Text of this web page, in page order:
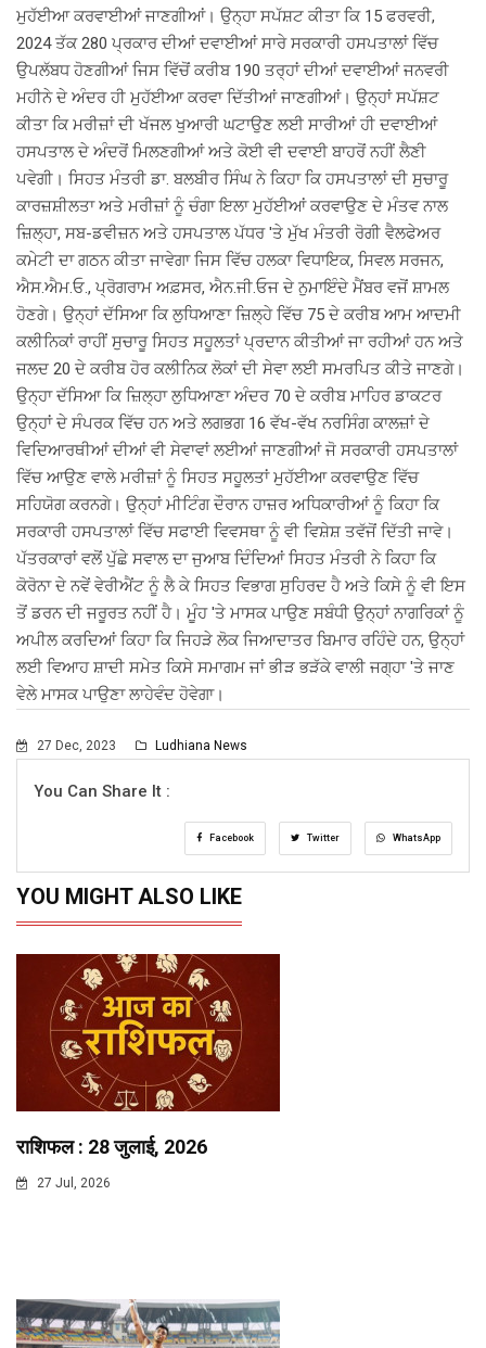
ਮੁਹੱਈਆ ਕਰਵਾਈਆਂ ਜਾਣਗੀਆਂ। ਉਨ੍ਹਾ ਸਪੱਸ਼ਟ ਕੀਤਾ ਕਿ 15 ਫਰਵਰੀ,
2024 ਤੱਕ 280 ਪ੍ਰਕਾਰ ਦੀਆਂ ਦਵਾਈਆਂ ਸਾਰੇ ਸਰਕਾਰੀ ਹਸਪਤਾਲਾਂ ਵਿੱਚ
ਉਪਲੱਬਧ ਹੋਣਗੀਆਂ ਜਿਸ ਵਿੱਚੋਂ ਕਰੀਬ 190 ਤਰ੍ਹਾਂ ਦੀਆਂ ਦਵਾਈਆਂ ਜਨਵਰੀ
ਮਹੀਨੇ ਦੇ ਅੰਦਰ ਹੀ ਮੁਹੱਈਆ ਕਰਵਾ ਦਿੱਤੀਆਂ ਜਾਣਗੀਆਂ। ਉਨ੍ਹਾਂ ਸਪੱਸ਼ਟ
ਕੀਤਾ ਕਿ ਮਰੀਜ਼ਾਂ ਦੀ ਖੱਜਲ ਖੁਆਰੀ ਘਟਾਉਣ ਲਈ ਸਾਰੀਆਂ ਹੀ ਦਵਾਈਆਂ
ਹਸਪਤਾਲ ਦੇ ਅੰਦਰੋਂ ਮਿਲਣਗੀਆਂ ਅਤੇ ਕੋਈ ਵੀ ਦਵਾਈ ਬਾਹਰੋਂ ਨਹੀਂ ਲੈਣੀ
ਪਵੇਗੀ। ਸਿਹਤ ਮੰਤਰੀ ਡਾ. ਬਲਬੀਰ ਸਿੰਘ ਨੇ ਕਿਹਾ ਕਿ ਹਸਪਤਾਲਾਂ ਦੀ ਸੁਚਾਰੂ
ਕਾਰਜ਼ਸ਼ੀਲਤਾ ਅਤੇ ਮਰੀਜ਼ਾਂ ਨੂੰ ਚੰਗਾ ਇਲਾ ਮੁਹੱਈਆਂ ਕਰਵਾਉਣ ਦੇ ਮੰਤਵ ਨਾਲ
ਜ਼ਿਲ੍ਹਾ, ਸਬ-ਡਵੀਜ਼ਨ ਅਤੇ ਹਸਪਤਾਲ ਪੱਧਰ 'ਤੇ ਮੁੱਖ ਮੰਤਰੀ ਰੋਗੀ ਵੈਲਫੇਅਰ
ਕਮੇਟੀ ਦਾ ਗਠਨ ਕੀਤਾ ਜਾਵੇਗਾ ਜਿਸ ਵਿੱਚ ਹਲਕਾ ਵਿਧਾਇਕ, ਸਿਵਲ ਸਰਜਨ,
ਐਸ.ਐਮ.ਓ., ਪ੍ਰੋਗਰਾਮ ਅਫ਼ਸਰ, ਐਨ.ਜੀ.ਓਜ ਦੇ ਨੁਮਾਇੰਦੇ ਮੈਂਬਰ ਵਜੋਂ ਸ਼ਾਮਲ
ਹੋਣਗੇ। ਉਨ੍ਹਾਂ ਦੱਸਿਆ ਕਿ ਲੁਧਿਆਣਾ ਜ਼ਿਲ੍ਹੇ ਵਿੱਚ 75 ਦੇ ਕਰੀਬ ਆਮ ਆਦਮੀ
ਕਲੀਨਿਕਾਂ ਰਾਹੀਂ ਸੁਚਾਰੂ ਸਿਹਤ ਸਹੂਲਤਾਂ ਪ੍ਰਦਾਨ ਕੀਤੀਆਂ ਜਾ ਰਹੀਆਂ ਹਨ ਅਤੇ
ਜਲਦ 20 ਦੇ ਕਰੀਬ ਹੋਰ ਕਲੀਨਿਕ ਲੋਕਾਂ ਦੀ ਸੇਵਾ ਲਈ ਸਮਰਪਿਤ ਕੀਤੇ ਜਾਣਗੇ।
ਉਨ੍ਹਾ ਦੱਸਿਆ ਕਿ ਜ਼ਿਲ੍ਹਾ ਲੁਧਿਆਣਾ ਅੰਦਰ 70 ਦੇ ਕਰੀਬ ਮਾਹਿਰ ਡਾਕਟਰ
ਉਨ੍ਹਾਂ ਦੇ ਸੰਪਰਕ ਵਿੱਚ ਹਨ ਅਤੇ ਲਗਭਗ 16 ਵੱਖ-ਵੱਖ ਨਰਸਿੰਗ ਕਾਲਜ਼ਾਂ ਦੇ
ਵਿਦਿਆਰਥੀਆਂ ਦੀਆਂ ਵੀ ਸੇਵਾਵਾਂ ਲਈਆਂ ਜਾਣਗੀਆਂ ਜੋ ਸਰਕਾਰੀ ਹਸਪਤਾਲਾਂ
ਵਿੱਚ ਆਉਣ ਵਾਲੇ ਮਰੀਜ਼ਾਂ ਨੂੰ ਸਿਹਤ ਸਹੂਲਤਾਂ ਮੁਹੱਈਆ ਕਰਵਾਉਣ ਵਿੱਚ
ਸਹਿਯੋਗ ਕਰਨਗੇ। ਉਨ੍ਹਾਂ ਮੀਟਿੰਗ ਦੌਰਾਨ ਹਾਜ਼ਰ ਅਧਿਕਾਰੀਆਂ ਨੂੰ ਕਿਹਾ ਕਿ
ਸਰਕਾਰੀ ਹਸਪਤਾਲਾਂ ਵਿੱਚ ਸਫਾਈ ਵਿਵਸਥਾ ਨੂੰ ਵੀ ਵਿਸ਼ੇਸ਼ ਤਵੱਜੋਂ ਦਿੱਤੀ ਜਾਵੇ।
ਪੱਤਰਕਾਰਾਂ ਵਲੋਂ ਪੁੱਛੇ ਸਵਾਲ ਦਾ ਜੁਆਬ ਦਿੰਦਿਆਂ ਸਿਹਤ ਮੰਤਰੀ ਨੇ ਕਿਹਾ ਕਿ
ਕੋਰੋਨਾ ਦੇ ਨਵੇਂ ਵੇਰੀਐਂਟ ਨੂੰ ਲੈ ਕੇ ਸਿਹਤ ਵਿਭਾਗ ਸੁਹਿਰਦ ਹੈ ਅਤੇ ਕਿਸੇ ਨੂੰ ਵੀ ਇਸ
ਤੋਂ ਡਰਨ ਦੀ ਜਰੂਰਤ ਨਹੀਂ ਹੈ। ਮੂੰਹ 'ਤੇ ਮਾਸਕ ਪਾਉਣ ਸਬੰਧੀ ਉਨ੍ਹਾਂ ਨਾਗਰਿਕਾਂ ਨੂੰ
ਅਪੀਲ ਕਰਦਿਆਂ ਕਿਹਾ ਕਿ ਜਿਹੜੇ ਲੋਕ ਜਿਆਦਾਤਰ ਬਿਮਾਰ ਰਹਿੰਦੇ ਹਨ, ਉਨ੍ਹਾਂ
ਲਈ ਵਿਆਹ ਸ਼ਾਦੀ ਸਮੇਤ ਕਿਸੇ ਸਮਾਗਮ ਜਾਂ ਭੀੜ ਭੜੱਕੇ ਵਾਲੀ ਜਗ੍ਹਾ 'ਤੇ ਜਾਣ
ਵੇਲੇ ਮਾਸਕ ਪਾਉਣਾ ਲਾਹੇਵੰਦ ਹੋਵੇਗਾ।
27 Dec, 2023 Ludhiana News
You Can Share It :
Facebook Twitter WhatsApp
YOU MIGHT ALSO LIKE
राशिफल : 28 जुलाई, 2026
27 Jul, 2026